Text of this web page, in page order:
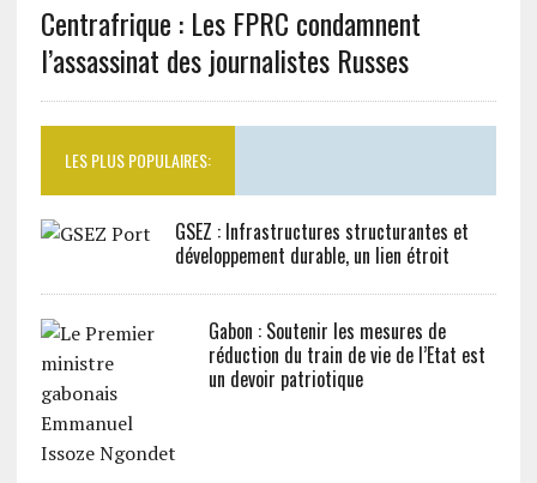
Centrafrique : Les FPRC condamnent
l’assassinat des journalistes Russes
LES PLUS POPULAIRES:
GSEZ : Infrastructures structurantes et
développement durable, un lien étroit
Gabon : Soutenir les mesures de
réduction du train de vie de l’Etat est
un devoir patriotique